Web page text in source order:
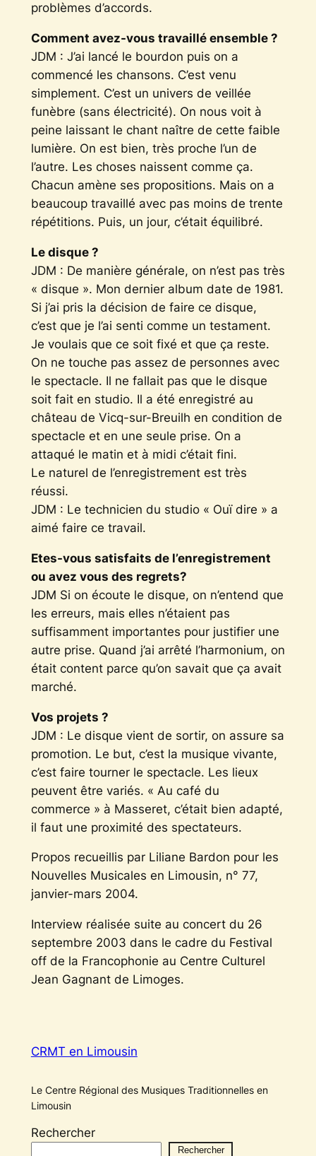
problèmes d’accords.
Comment avez-vous travaillé ensemble ?
JDM : J’ai lancé le bourdon puis on a
commencé les chansons. C’est venu
simplement. C’est un univers de veillée
funèbre (sans électricité). On nous voit à
peine laissant le chant naître de cette faible
lumière. On est bien, très proche l’un de
l’autre. Les choses naissent comme ça.
Chacun amène ses propositions. Mais on a
beaucoup travaillé avec pas moins de trente
répétitions. Puis, un jour, c’était équilibré.
Le disque ?
JDM : De manière générale, on n’est pas très
« disque ». Mon dernier album date de 1981.
Si j’ai pris la décision de faire ce disque,
c’est que je l’ai senti comme un testament.
Je voulais que ce soit fixé et que ça reste.
On ne touche pas assez de personnes avec
le spectacle. Il ne fallait pas que le disque
soit fait en studio. Il a été enregistré au
château de Vicq-sur-Breuilh en condition de
spectacle et en une seule prise. On a
attaqué le matin et à midi c’était fini.
Le naturel de l’enregistrement est très
réussi.
JDM : Le technicien du studio « Ouï dire » a
aimé faire ce travail.
Etes-vous satisfaits de l’enregistrement
ou avez vous des regrets?
JDM Si on écoute le disque, on n’entend que
les erreurs, mais elles n’étaient pas
suffisamment importantes pour justifier une
autre prise. Quand j’ai arrêté l’harmonium, on
était content parce qu’on savait que ça avait
marché.
Vos projets ?
JDM : Le disque vient de sortir, on assure sa
promotion. Le but, c’est la musique vivante,
c’est faire tourner le spectacle. Les lieux
peuvent être variés. « Au café du
commerce » à Masseret, c’était bien adapté,
il faut une proximité des spectateurs.
Propos recueillis par Liliane Bardon pour les
Nouvelles Musicales en Limousin, n° 77,
janvier-mars 2004.
Interview réalisée suite au concert du 26
septembre 2003 dans le cadre du Festival
off de la Francophonie au Centre Culturel
Jean Gagnant de Limoges.
CRMT en Limousin
Le Centre Régional des Musiques Traditionnelles en
Limousin
Rechercher
Rechercher